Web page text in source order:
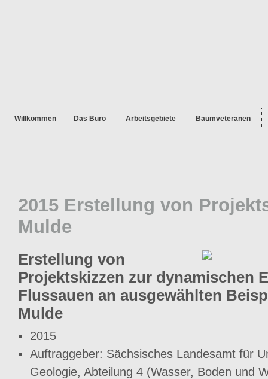
Willkommen Das Büro Arbeitsgebiete Baumveteranen
2015 Erstellung von
Mulde
Erstellung von
Projektskizzen zur dynamischen
Flussauen an ausgewählten
Mulde
2015
Auftraggeber: Sächsisches Landesamt für
Geologie, Abteilung 4 (Wasser, Boden und